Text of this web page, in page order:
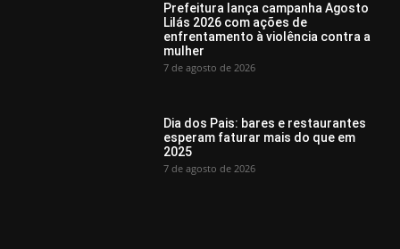
Prefeitura lança campanha Agosto
Lilás 2026 com ações de
enfrentamento à violência contra a
mulher
7 de agosto de 2026
Dia dos Pais: bares e restaurantes
esperam faturar mais do que em
2025
7 de agosto de 2026